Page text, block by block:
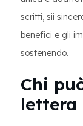
scritti, sii
benefici e gli
sostenendo.
Chi
lettera